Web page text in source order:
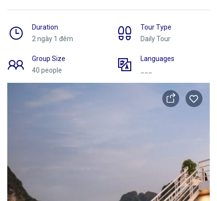
Duration
2 ngày 1 đêm
Tour Type
Daily Tour
Group Size
40 people
Languages